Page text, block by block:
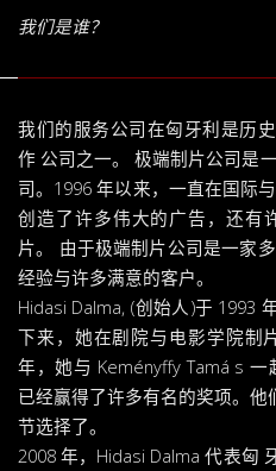
我们是谁？
我们的服务公司在匈牙利是历
作 公司之一。 极端制片公司是
司。1996 年以来，一直在国际
创造了许多伟大的广告，还有
片。 由于极端制片公司是一家
经验与许多满意的客户。
Hidasi Dalma, (创始人)于 1993
下来，她在剧院与电影学院制
年，她与 Keményffy Tamá s
已经赢得了许多有名的奖项。
节选择了。
2008 年，Hidasi Dalma 代表匈